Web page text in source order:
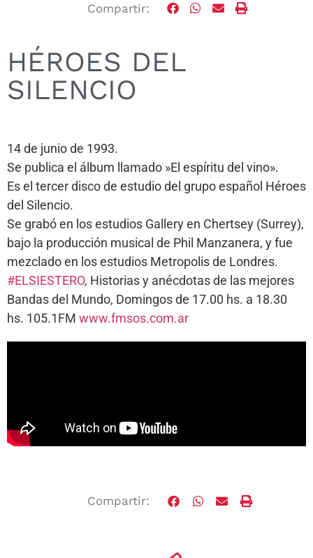
Compartir:
HÉROES DEL
SILENCIO
14 de junio de 1993.
Se publica el álbum llamado »El espíritu del vino».
Es el tercer disco de estudio del grupo español Héroes
del Silencio.
Se grabó en los estudios Gallery en Chertsey (Surrey),
bajo la producción musical de Phil Manzanera, y fue
mezclado en los estudios Metropolis de Londres.
#ELSIESTERO, Historias y anécdotas de las mejores
Bandas del Mundo, Domingos de 17.00 hs. a 18.30
hs. 105.1FM www.fmsos.com.ar
Compartir: